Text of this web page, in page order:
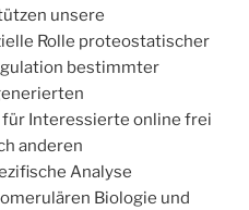
unsere
Rolle proteostatischer
bestimmter
Interessierte online frei
anderen
Analyse
Biologie und